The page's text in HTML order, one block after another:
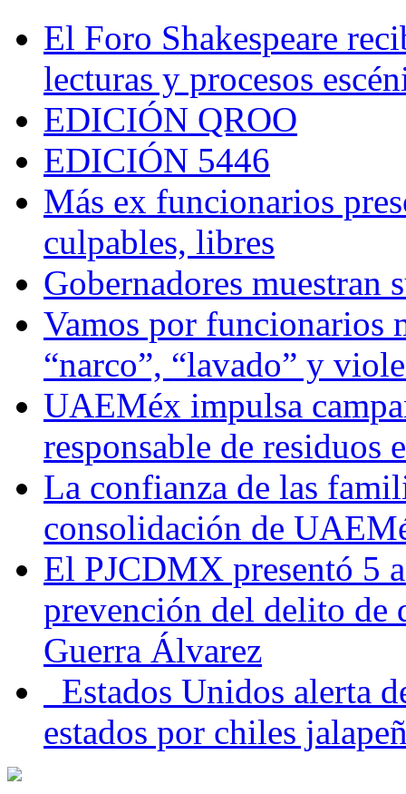
El Foro Shakespeare
lecturas y procesos
EDICIÓN QROO
EDICIÓN 5446
Más ex funcionarios
culpables, libres
Gobernadores muestran
Vamos por funcionarios
“narco”, “lavado” y
UAEMéx impulsa
responsable de residuos
La confianza de las
consolidación de
El PJCDMX presentó 5
prevención del delito de
Guerra Álvarez
Estados Unidos alerta
estados por chiles